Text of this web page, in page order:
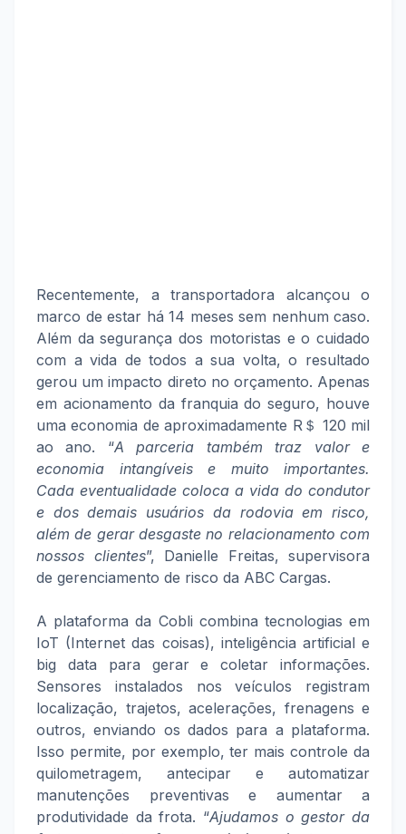
Recentemente, a transportadora alcançou o
marco de estar há 14 meses sem nenhum caso.
Além da segurança dos motoristas e o cuidado
com a vida de todos a sua volta, o resultado
gerou um impacto direto no orçamento. Apenas
em acionamento da franquia do seguro, houve
uma economia de aproximadamente R＄ 120 mil
ao ano. “A parceria também traz valor e
economia intangíveis e muito importantes.
Cada eventualidade coloca a vida do condutor
e dos demais usuários da rodovia em risco,
além de gerar desgaste no relacionamento com
nossos clientes”, Danielle Freitas, supervisora
de gerenciamento de risco da ABC Cargas.
A plataforma da Cobli combina tecnologias em
IoT (Internet das coisas), inteligência artificial e
big data para gerar e coletar informações.
Sensores instalados nos veículos registram
localização, trajetos, acelerações, frenagens e
outros, enviando os dados para a plataforma.
Isso permite, por exemplo, ter mais controle da
quilometragem, antecipar e automatizar
manutenções preventivas e aumentar a
produtividade da frota. “Ajudamos o gestor da